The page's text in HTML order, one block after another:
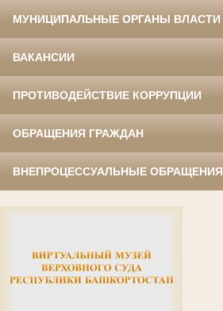
МУНИЦИПАЛЬНЫЕ ОРГАНЫ ВЛАСТИ
ВАКАНСИИ
ПРОТИВОДЕЙСТВИЕ КОРРУПЦИИ
ОБРАЩЕНИЯ ГРАЖДАН
ВНЕПРОЦЕССУАЛЬНЫЕ ОБРАЩЕНИЯ